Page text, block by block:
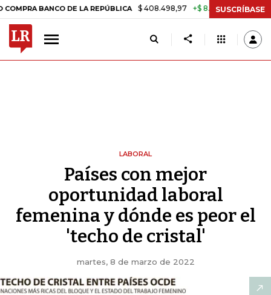
DE LA REPÚBLICA $ 408.498,97 +$ 8.753,81 +2,19% TASA
SUSCRÍBASE
LABORAL
Países con mejor
oportunidad laboral
femenina y dónde es peor el
'techo de cristal'
martes, 8 de marzo de 2022